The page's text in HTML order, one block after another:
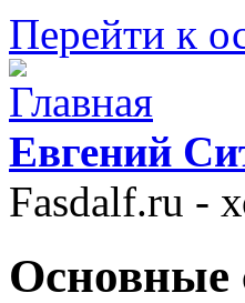
Перейти к
Евгений
Fasdalf.ru -
Основные